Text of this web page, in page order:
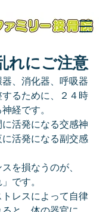
れにご注意
、消化器、呼吸器
るために、２４時
経です。
活発になる交感神
活発になる副交感
を損なうのが、
です。
レスによって自律